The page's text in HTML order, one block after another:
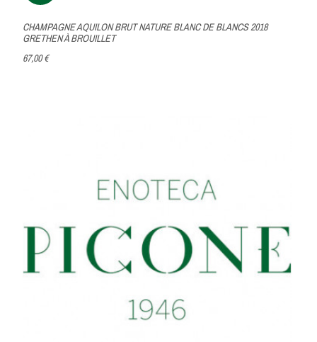
CHAMPAGNE AQUILON BRUT NATURE BLANC DE BLANCS 2018
GRETHEN À BROUILLET
67,00 €